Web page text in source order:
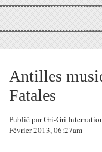
Antilles
Fatales
Publié par Gri-Gri
Février 2013, 06:27am